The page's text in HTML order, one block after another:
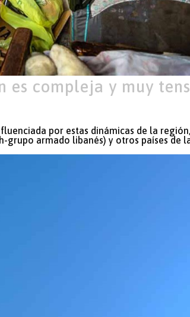
es compleja y muy
por estas dinámicas de la
grupo armado libanés) y otros países de